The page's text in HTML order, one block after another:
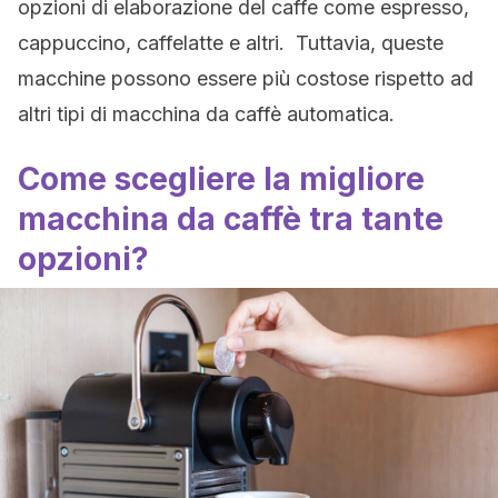
opzioni di elaborazione del caffe come espresso,
cappuccino, caffelatte e altri. Tuttavia, queste
macchine possono essere più costose rispetto ad
altri tipi di macchina da caffè automatica.
Come scegliere la migliore
macchina da caffè tra tante
opzioni?